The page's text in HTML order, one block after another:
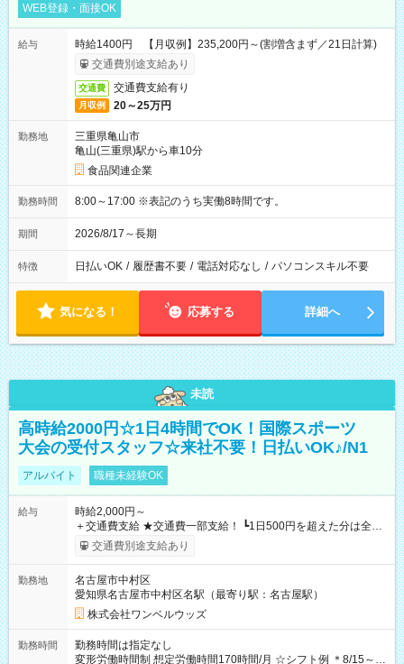
WEB登録・面接OK
給与
時給1400円 【月収例】235,200円～(割増含まず／21日計算)
交通費別途支給あり
交通費 交通費支給有り
月収例 20～25万円
勤務地
三重県亀山市
亀山(三重県)駅から車10分
食品関連企業
勤務時間 8:00～17:00 ※表記のうち実働8時間です。
期間 2026/8/17～長期
特徴 日払いOK / 履歴書不要 / 電話対応なし / パソコンスキル不要
気になる！ 応募する 詳細へ
未読
高時給2000円☆1日4時間でOK！国際スポーツ
大会の受付スタッフ☆来社不要！日払いOK♪/N1
アルバイト 職種未経験OK
給与
時給2,000円～
＋交通費支給 ★交通費一部支給！ ┗1日500円を超えた分は全額
支給！ ※往復500円以内の方は自己負担となります ★日払い
OK！（規定あり） ┗働いたその日に現金GET♪ お仕事後はコン
期間なし
交通費別途支給あり
勤務地
名古屋市中村区
愛知県名古屋市中村区名駅（最寄り駅：名古屋駅）
株式会社ワンベルウッズ
勤務時間
勤務時間は指定なし
変形労働時間制 想定労働時間170時間/月 ☆シフト例 ＊8/15～